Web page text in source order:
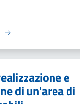
e
di un'area di